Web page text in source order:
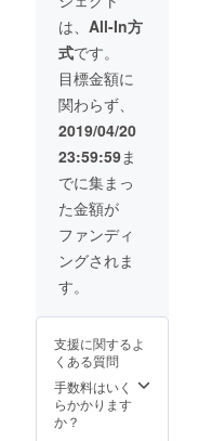
て 支援
時、必
ず備考
欄にご
希望の
お名前
をご記
入くだ
さい。
記入の
ない場
合は
CAMPF
IREの
ユー
ザー名
ます。
ご了承
くださ
い。
3月まで
で応相
談） ※
リター
ンは複
数口、
また他
のリ
ターン
と組み
合わせ
てご支
援が可
能で
す。
前掲載
て 支援
時、必
ず備考
欄にご
希望の
トムー
ビー
「グッ
ドブラ
ザー」
写真付
DVD ・
コミュ
ニケー
ション
支援ロ
ボット
の一週
間体験
貸し出
み、時
いては
2019年
4月～
2020年
3月まで
は、 All-In方
式です。
目標金額に
関わらず、
2019/04/20
23:59:59ま
でに集まっ
た金額が
ファンディ
ングされま
す。
支援に関するよ
くある質問
手数料はいく
らかかります
か？